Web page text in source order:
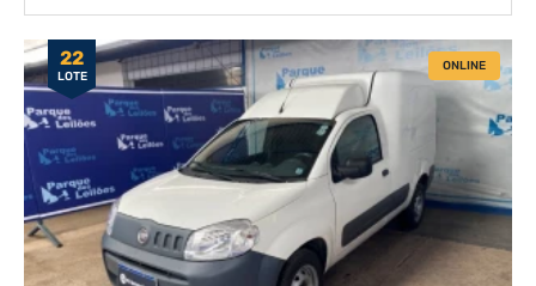
22
LOTE
ONLINE